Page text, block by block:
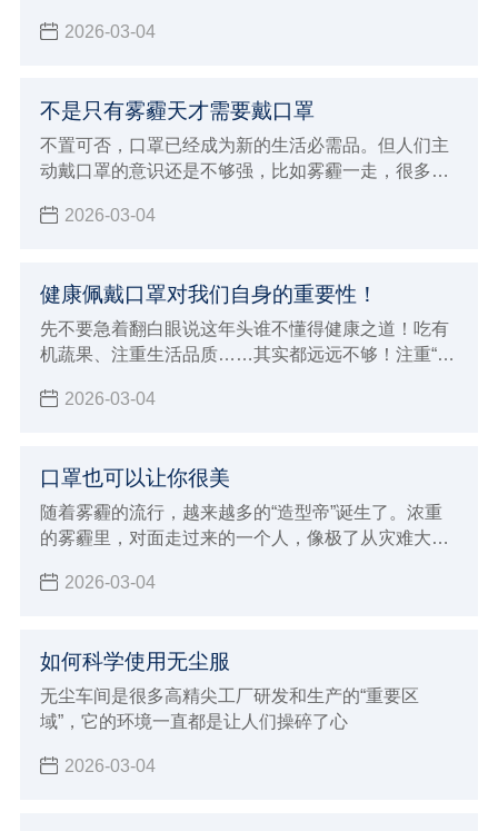
如何正确使用呢？
2026-03-04
不是只有雾霾天才需要戴口罩
不置可否，口罩已经成为新的生活必需品。但人们主
动戴口罩的意识还是不够强，比如雾霾一走，很多人
一些场合需要我们戴好口罩，保护自己。
2026-03-04
健康佩戴口罩对我们自身的重要性！
先不要急着翻白眼说这年头谁不懂得健康之道！吃有
机蔬果、注重生活品质……其实都远远不够！注重“内
知道，不是躲在屋里不出来就能躲过雾霾这一劫的。
2026-03-04
口罩也可以让你很美
随着雾霾的流行，越来越多的“造型帝”诞生了。浓重
的雾霾里，对面走过来的一个人，像极了从灾难大片
2026-03-04
如何科学使用无尘服
无尘车间是很多高精尖工厂研发和生产的“重要区
域”，它的环境一直都是让人们操碎了心
2026-03-04